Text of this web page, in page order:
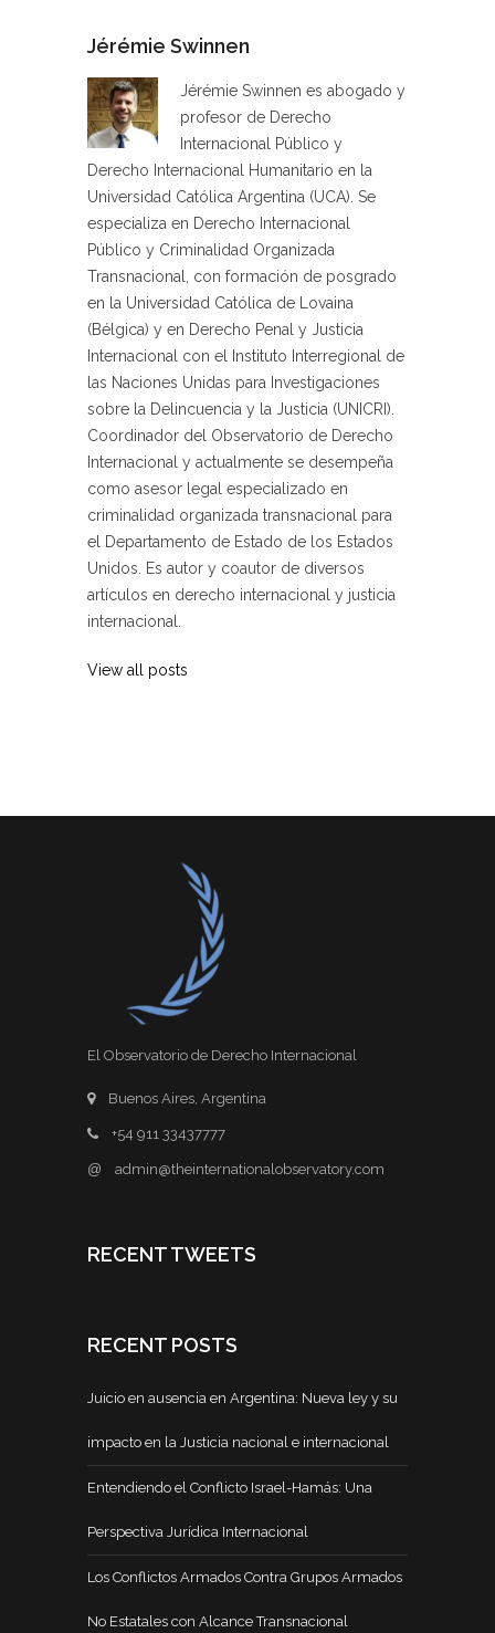
Jérémie Swinnen
Jérémie Swinnen es abogado y
profesor de Derecho
Internacional Público y
Derecho Internacional Humanitario en la
Universidad Católica Argentina (UCA). Se
especializa en Derecho Internacional
Público y Criminalidad Organizada
Transnacional, con formación de posgrado
en la Universidad Católica de Lovaina
(Bélgica) y en Derecho Penal y Justicia
Internacional con el Instituto Interregional de
las Naciones Unidas para Investigaciones
sobre la Delincuencia y la Justicia (UNICRI).
Coordinador del Observatorio de Derecho
Internacional y actualmente se desempeña
como asesor legal especializado en
criminalidad organizada transnacional para
el Departamento de Estado de los Estados
Unidos. Es autor y coautor de diversos
artículos en derecho internacional y justicia
internacional.
View all posts
El Observatorio de Derecho Internacional
Buenos Aires, Argentina
+54 911 33437777
@ admin@theinternationalobservatory.com
RECENT TWEETS
RECENT POSTS
Juicio en ausencia en Argentina: Nueva ley y su
impacto en la Justicia nacional e internacional
Entendiendo el Conflicto Israel-Hamás: Una
Perspectiva Jurídica Internacional
Los Conflictos Armados Contra Grupos Armados
No Estatales con Alcance Transnacional